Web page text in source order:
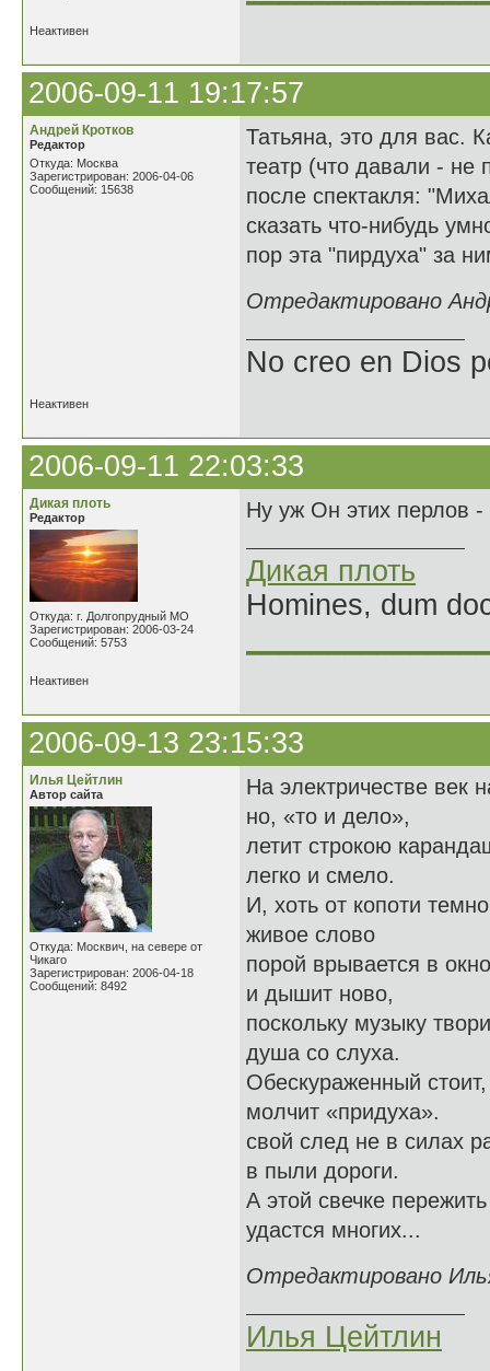
Неактивен
2006-09-11 19:17:57
Андрей Кротков
Редактор
Откуда: Москва
Зарегистрирован: 2006-04-06
Сообщений: 15638
Татьяна, это для вас.
театр (что давали -
после спектакля:
сказать что-нибудь
пор эта "пирдуха" за
Отредактировано
No creo en Dios
Неактивен
2006-09-11 22:03:33
Дикая плоть
Редактор
Откуда: г. Долгопрудный МО
Зарегистрирован: 2006-03-24
Сообщений: 5753
Ну уж Он этих перлов
Дикая плоть
Homines, dum
Неактивен
2006-09-13 23:15:33
Илья Цейтлин
Автор сайта
Откуда: Москвич, на севере от
Чикаго
Зарегистрирован: 2006-04-18
Сообщений: 8492
На электричестве век
но, «то и дело»,
летит строкою
легко и смело.
И, хоть от копоти
живое слово
порой врывается в окно
и дышит ново,
поскольку музыку
душа со слуха.
Обескураженный стоит,
молчит «придуха».
свой след не в силах
в пыли дороги.
А этой свечке пережить
удастся многих...
Отредактировано
Илья Цейтлин